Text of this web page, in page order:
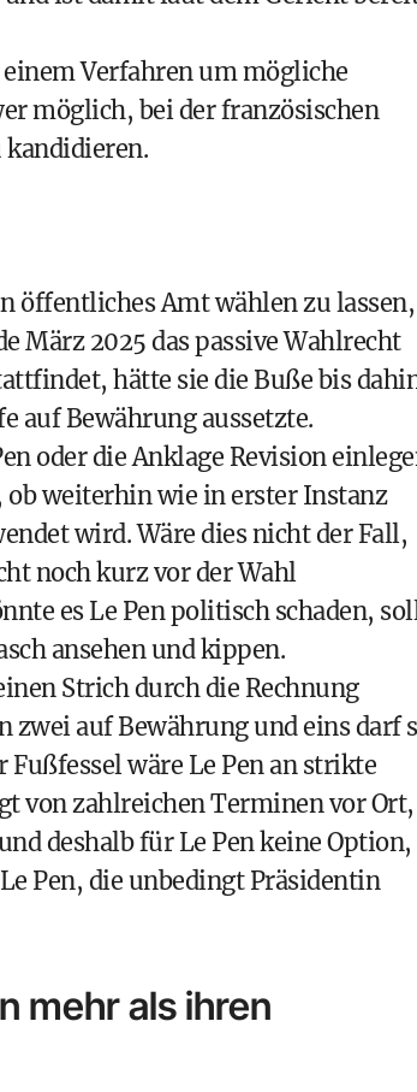
Verfahren um mögliche
möglich, bei der französischen
öffentliches Amt wählen zu lassen,
März 2025 das passive Wahlrecht
hätte sie die Buße bis
auf Bewährung aussetzte.
oder die Anklage Revision
weiterhin wie in erster Instanz
wird. Wäre dies nicht der Fall,
noch kurz vor der Wahl
es Le Pen politisch schaden,
ansehen und kippen.
Strich durch die Rechnung
zwei auf Bewährung und eins darf
wäre Le Pen an strikte
von zahlreichen Terminen vor Ort,
deshalb für Le Pen keine Option,
Pen, die unbedingt Präsidentin
mehr als ihren